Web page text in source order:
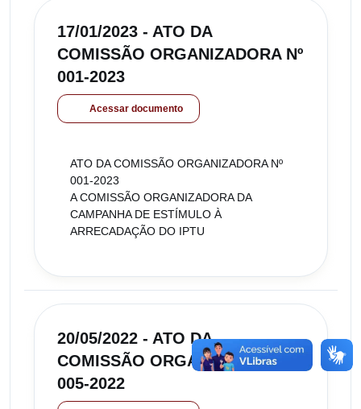
17/01/2023 - ATO DA
COMISSÃO ORGANIZADORA Nº
001-2023
Acessar documento
ATO DA COMISSÃO ORGANIZADORA Nº
001-2023
A COMISSÃO ORGANIZADORA DA
CAMPANHA DE ESTÍMULO À
ARRECADAÇÃO DO IPTU
20/05/2022 - ATO DA
COMISSÃO ORGANIZADORA Nº
005-2022